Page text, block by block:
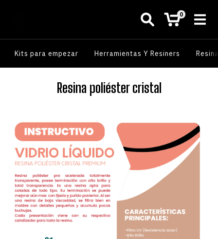
0
Kits para empezar Herramientas Y Resiners
Resina poliéster cristal